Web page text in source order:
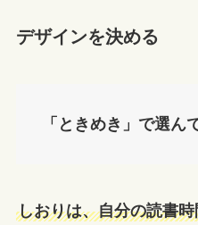
デザインを決める
「ときめき」で選ん
しおりは、自分の読書